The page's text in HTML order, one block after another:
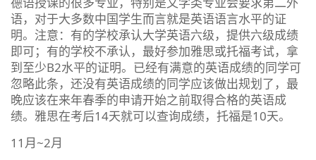
语，对于大多数中国学生而言就是英语语言水平的证
明。注意：有的学校承认大学英语六级，提供六级成绩
即可；有的学校不承认，最好参加雅思或托福考试，拿
到至少B2水平的证明。已经有满意的英语成绩的同学可
忽略此条，还没有英语成绩的同学应该做出规划了，最
晚应该在来年春季的申请开始之前取得合格的英语成
绩。雅思在考后14天就可以查询成绩，托福是10天。
11月~2月